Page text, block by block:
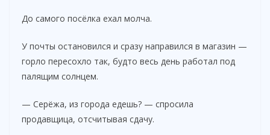
До самого посёлка ехал молча.
У почты остановился и сразу направился в магазин —
горло пересохло так, будто весь день работал под
палящим солнцем.
— Серёжа, из города едешь? — спросила
продавщица, отсчитывая сдачу.